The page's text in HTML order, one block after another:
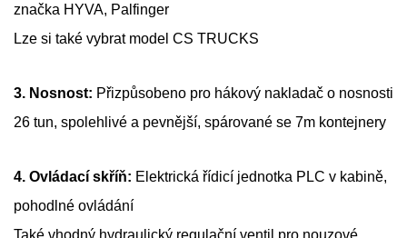
značka HYVA, Palfinger
Lze si také vybrat model CS TRUCKS
3. Nosnost: Přizpůsobeno pro hákový nakladač o nosnosti
26 tun, spolehlivé a pevnější, spárované se 7m kontejnery
4. Ovládací skříň: Elektrická řídicí jednotka PLC v kabině,
pohodlné ovládání
Také vhodný hydraulický regulační ventil pro nouzové